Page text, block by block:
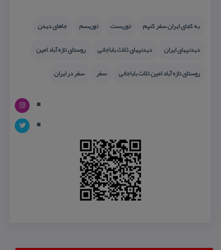
به كجای ایران سفر كنیم توریست توریسم
جاهای دیدن
دیدنیهای ایران
دیدنیهای ثلاث باباجانی
روستای تازه آباد امین
روستای تازه آباد امین ثلاث باباجانی
سفر سفر در ایران